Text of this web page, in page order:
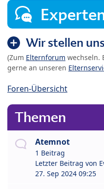
Wir stellen
(Zum Elternforum wechseln.
gerne an unseren
Foren-Übersicht
Themen
Atemnot
1 Beitrag
Letzter Beitrag von
27. Sep 2024 09:25